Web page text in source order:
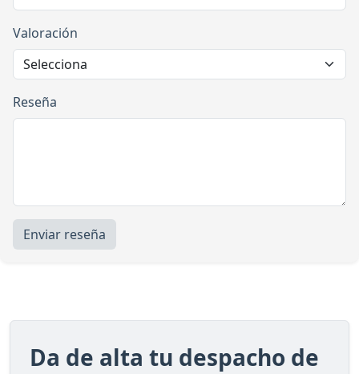
Valoración
Reseña
Enviar reseña
Da de alta tu despacho de